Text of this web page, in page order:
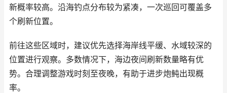
新概率较高。沿海钓点分布较为紧凑，一次巡回可覆盖多
个刷新位置。
前往这些区域时，建议优先选择海岸线平缓、水域较深的
位置进行观察。多数情况下，海边夜间刷新数量略有优
势。合理调整游戏时刻至夜晚，有助于进步炮鲀出现概
率。